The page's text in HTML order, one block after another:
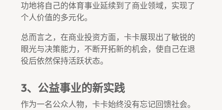
功地将自己的体育事业延续到了商业领域，实现了
个人价值的多元化。
总而言之，在商业投资方面，卡卡展现出了敏锐的
眼光与决策能力，不断开拓新的机会，使自己在退
役后依然保持活跃状态。
3、公益事业的新实践
作为一名公众人物，卡卡始终没有忘记回馈社会。